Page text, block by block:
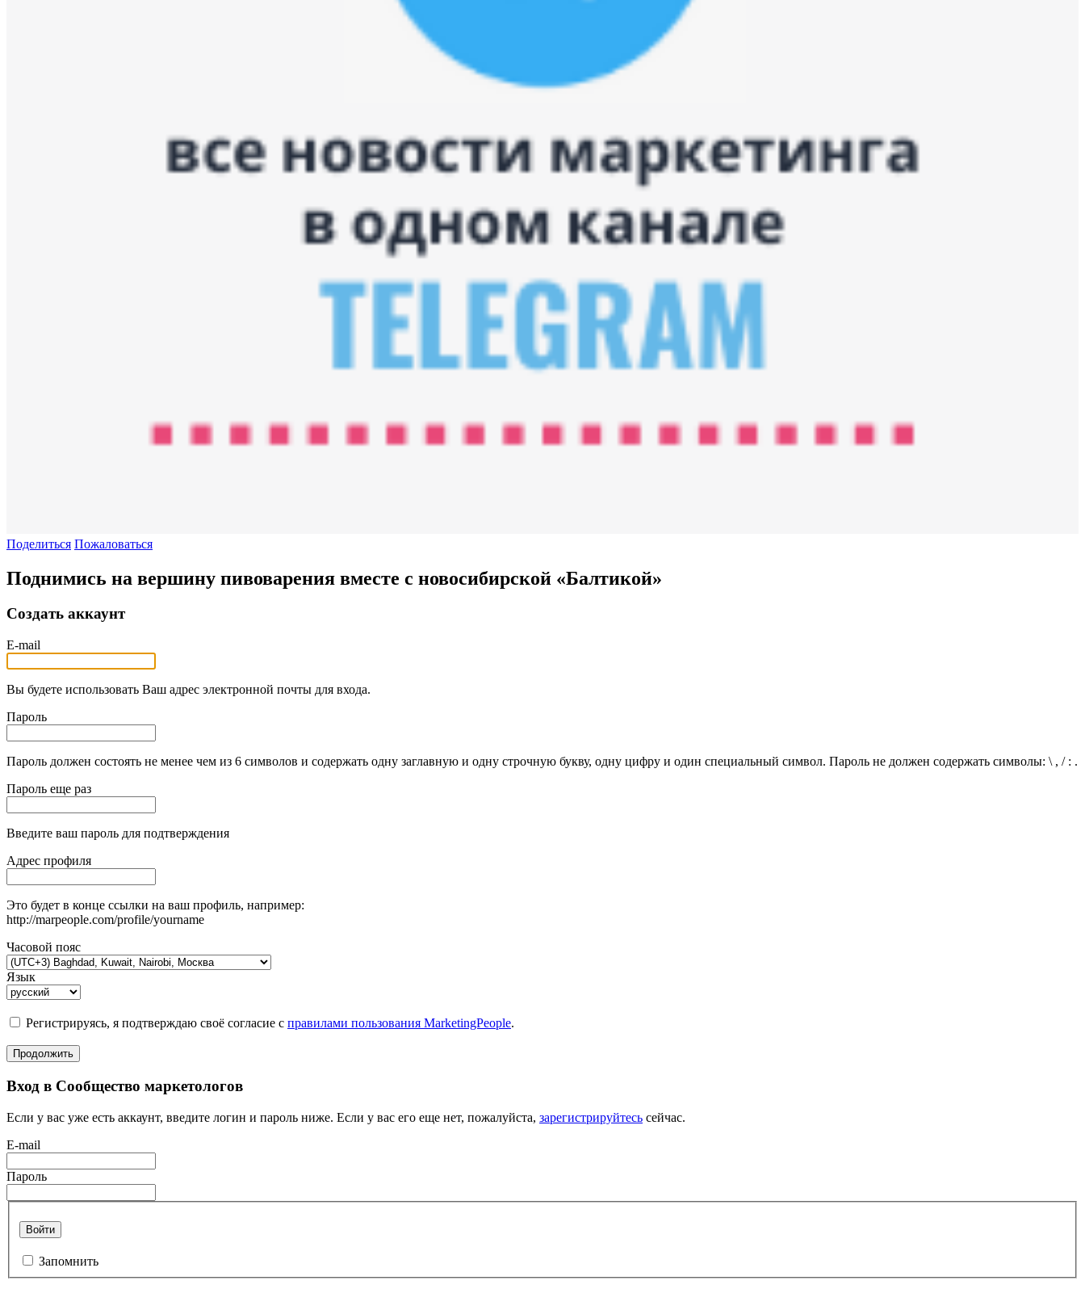
Поделиться Пожаловаться
Поднимись на вершину пивоварения вместе с новосибирской «Балтикой»
Создать аккаунт
E-mail
Вы будете использовать Ваш адрес электронной почты для входа.
Пароль
Пароль должен состоять не менее чем из 6 символов и содержать одну заглавную и одну строчную букву, одну цифру и один специальный символ. Пароль не должен содержать символы: \ , / : .
Пароль еще раз
Введите ваш пароль для подтверждения
Адрес профиля
Это будет в конце ссылки на ваш профиль, например:
http://marpeople.com/profile/yourname
Часовой пояс
Язык
Регистрируясь, я подтверждаю своё согласие с правилами пользования MarketingPeople.
Продолжить
Вход в Сообщество маркетологов
Если у вас уже есть аккаунт, введите логин и пароль ниже. Если у вас его еще нет, пожалуйста, зарегистрируйтесь сейчас.
E-mail
Пароль
Войти
Запомнить